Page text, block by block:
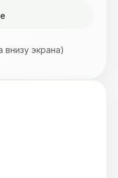
внизу экрана)